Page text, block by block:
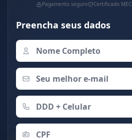
Pagamento seguro Certificado MEC
Preencha seus dados